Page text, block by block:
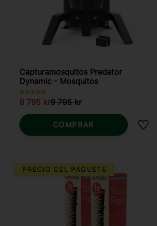
Capturamosquitos Predator
Dynamic - Mosquitos
8 795 kr9 795kr
COMPRAR
PRECIO DEL PAQUETE